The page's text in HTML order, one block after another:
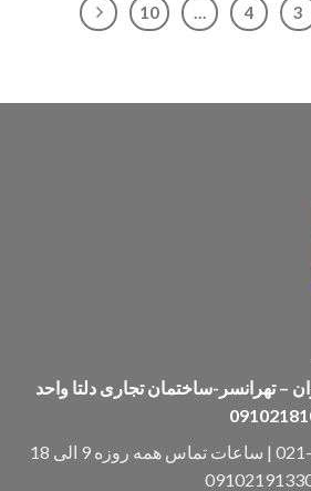
3
4
…
10
– تهرانسر-ساختمان تجاری دلتا واحد